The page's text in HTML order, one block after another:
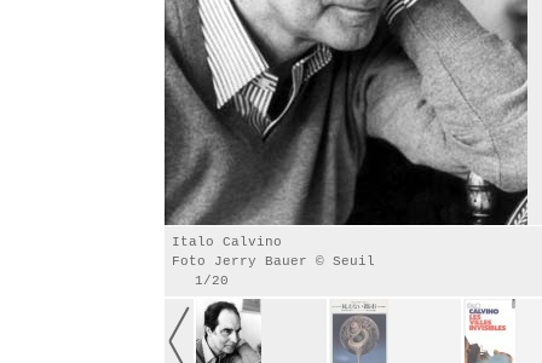
Italo Calvino
Foto Jerry Bauer © Seuil
1/20